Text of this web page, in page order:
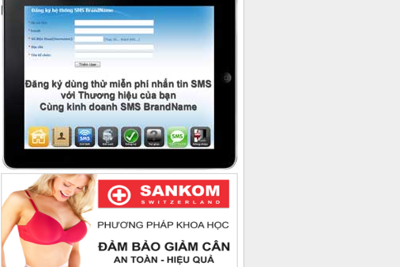
PHÁT
CÔNG TY TNHH NỘI THẤT ĐỒNG GIA PHÁT
Công ty TNHH Xuất Nhập Khẩu TH Tân Viễn Đông
Công Ty TNHH Pusico Việt Nam
Công Ty Cổ Phần Công Nghệ Intersys Toàn Cầu
công ty tnhh thương mai dịch vụ kỷ thuật thái anh tài
CÔNG TY TNHH XNK TMDV NGÔI SAO VIỆT
Công Ty TNHH Khoa Học Xanh
Công ty TNHH XNK Quỳnh Thiên Phát
Công ty Cổ phần Kỹ thuật Ý Tưởng
Công Ty TNHH Phát Triển Dự Án Song Nam
CÔNG TY CỔ PHẦN BÊ TÔNG NHẸ ĐÀ NẴNG
Công ty Cổ Phần Bình Vinh